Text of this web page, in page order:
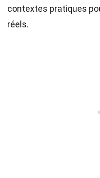
contextes pratiques
réels.